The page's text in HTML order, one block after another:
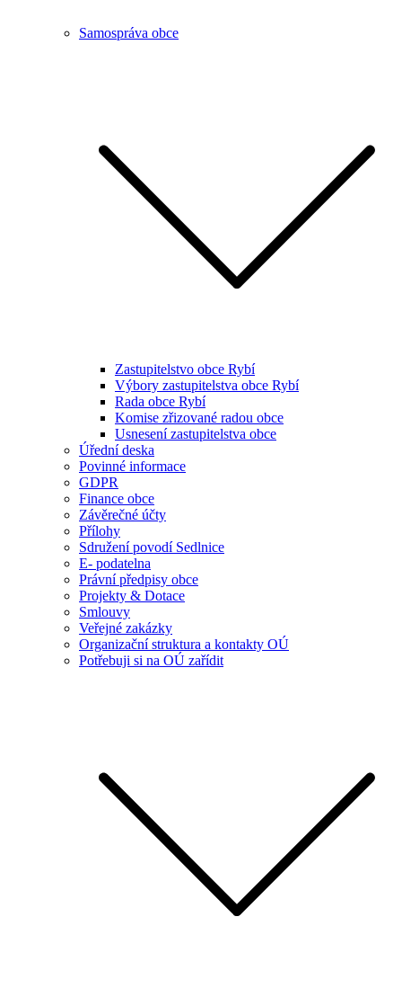
Samospráva obce
Zastupitelstvo obce Rybí
Výbory zastupitelstva obce Rybí
Rada obce Rybí
Komise zřizované radou obce
Usnesení zastupitelstva obce
Úřední deska
Povinné informace
GDPR
Finance obce
Závěrečné účty
Přílohy
Sdružení povodí Sedlnice
E- podatelna
Právní předpisy obce
Projekty & Dotace
Smlouvy
Veřejné zakázky
Organizační struktura a kontakty OÚ
Potřebuji si na OÚ zařídit